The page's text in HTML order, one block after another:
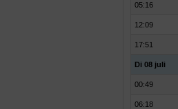
05:16
12:09
17:51
Di 08 juli
00:49
06:18